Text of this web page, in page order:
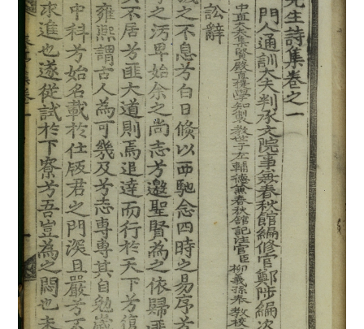
5
상해고려교민친목회
6 제주의 제주마
7
종합부동산세
8
고사촬요
9
김호
10
대관전